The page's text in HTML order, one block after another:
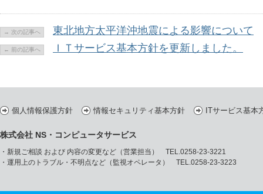
→ 次の記事へ 東北地方太平洋沖地震による影響について
← 前の記事へ ＩＴサービス基本方針を更新しました。
個人情報保護方針 情報セキュリティ基本方針 ITサービス基本
株式会社 NS・コンピュータサービス
・新規ご相談 および 内容の変更など（営業担当） TEL.0258-23-3221
・運用上のトラブル・不明点など（監視オペレータ） TEL.0258-23-3223